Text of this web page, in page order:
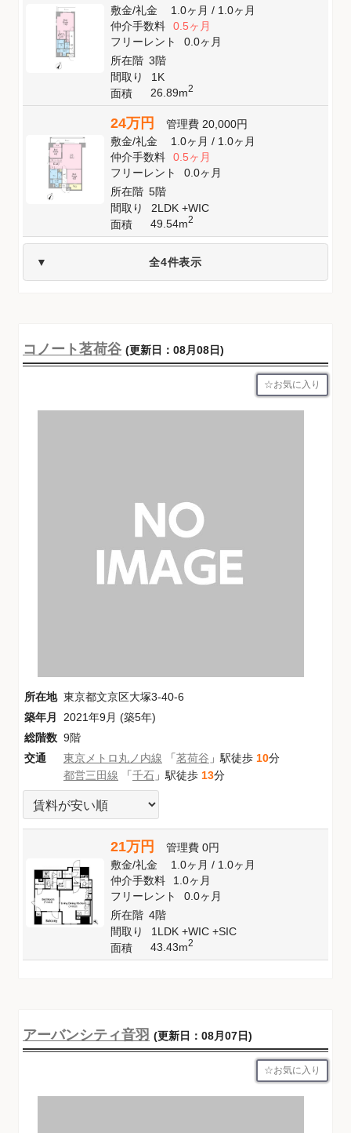
敷金/礼金 1.0ヶ月/ 1.0ヶ月
仲介手数料
0.5ヶ月
フリーレント
0.0ヶ月
所在階 3階
間取り
1K
面積
26.89m2
24万円 管理費 20,000円
敷金/礼金 1.0ヶ月/ 1.0ヶ月
仲介手数料
0.5ヶ月
フリーレント
0.0ヶ月
所在階 5階
間取り
2LDK +WIC
面積
49.54m2
全4件表示
コノート茗荷谷 (更新日：08月08日)
お気に入り
所在地 東京都文京区大塚3-40-6
築年月
2021年9月 (築5年)
総階数 9階
交通
東京メトロ丸ノ内線 「茗荷谷 」駅徒歩 10分
都営三田線 「千石 」駅徒歩 13分
21万円 管理費 0円
敷金/礼金 1.0ヶ月/ 1.0ヶ月
仲介手数料
1.0ヶ月
フリーレント
0.0ヶ月
所在階 4階
間取り
1LDK +WIC +SIC
面積
43.43m2
アーバンシティ音羽 (更新日：08月07日)
お気に入り